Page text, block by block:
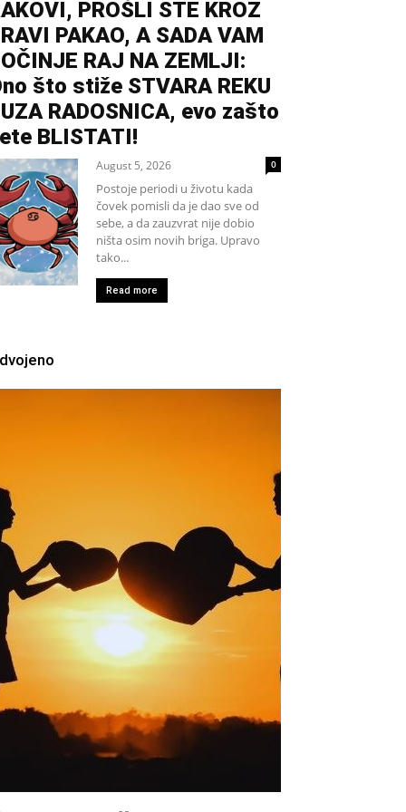
PROŠLI STE KROZ
PAKAO, A SADA VAM
RAJ NA ZEMLJI:
što stiže STVARA REKU
RADOSNICA, evo zašto
BLISTATI!
August 5, 2026 0
Postoje periodi u životu kada
čovek pomisli da je dao sve od
sebe, a da zauzvrat nije dobio
ništa osim novih briga. Upravo
tako...
Read more